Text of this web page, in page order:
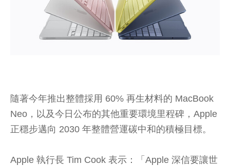
隨著今年推出整體採用 60% 再生材料的 MacBook
Neo，以及今日公布的其他重要環境里程碑，Apple
正穩步邁向 2030 年整體營運碳中和的積極目標。
Apple 執行長 Tim Cook 表示：「Apple 深信要讓世